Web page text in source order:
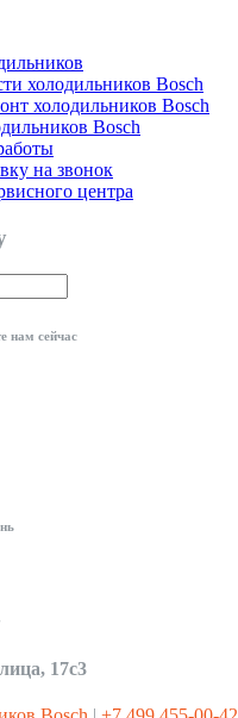
холодильников Bosch
холодильников Bosch
Bosch
на звонок
центра
нам сейчас
17с3